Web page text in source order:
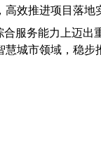
效推进项目落地
服务能力上迈
城市领域，稳步